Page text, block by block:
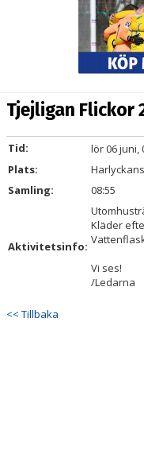
TRUPPEN
DOKUMENT
Tjejligan Flickor
Tid:
lör 06 juni,
Plats:
Samling:
08:55
Aktivitetsinfo:
Kläder
Vi ses!
/Ledarna
<< Tillbaka